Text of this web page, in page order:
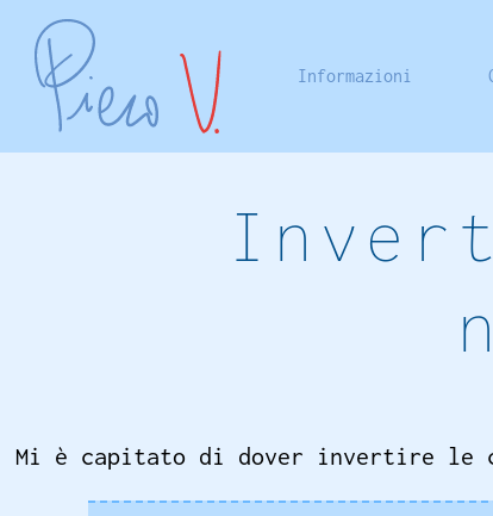
Informazioni
Mi è capitato di dover invertire le